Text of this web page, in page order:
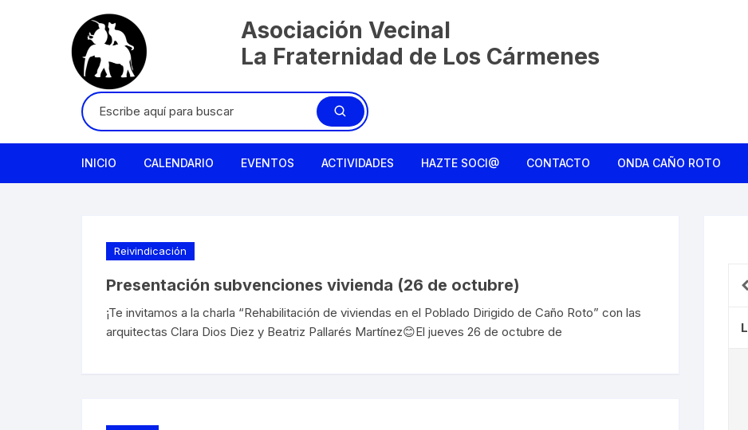
Asociación Vecinal
La Fraternidad de Los Cármenes
Buscar:
INICIO CALENDARIO EVENTOS ACTIVIDADES HAZTE SOCI@ CONTACTO ONDA CAÑO ROTO
La Monda de Caño Roto
Rebusqueros
Reivindicación
Presentación subvenciones vivienda (26 de octubre)
¡Te invitamos a la charla “Rehabilitación de viviendas en el Poblado Dirigido de Caño Roto” con las
arquitectas Clara Dios Diez y Beatriz Pallarés Martínez😊El jueves 26 de octubre de